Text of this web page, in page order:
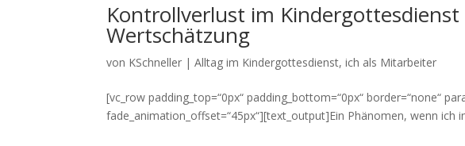
Kontrollverlust im Kindergottesdienst
Wertschätzung
von KSchneller |Alltag im Kindergottesdienst,ich als Mitarbeiter
[vc_row padding_top=“0px“ padding_bottom=“0px“ border=“none“
fade_animation_offset=“45px“][text_output]Ein Phänomen, wenn ich